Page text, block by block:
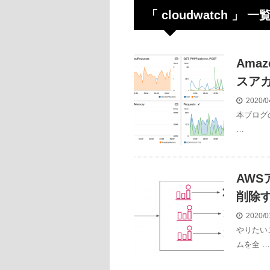
「 cloudwatch 」 一
スア
2020/
本ブログ
…
AWS
削除
2020/
やりたい
ムを全 …